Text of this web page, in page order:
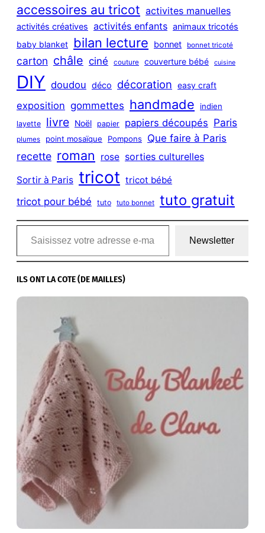
c
h
accessoires au tricot activites manuelles
activités créatives activités enfants animaux tricotés
baby blanket bilan lecture bonnet bonnet tricoté
carton châle ciné couture couverture bébé cuisine
DIY doudou déco décoration easy craft
exposition gommettes handmade indien
layette livre Noël papier papiers découpés Paris
plumes point mosaïque Pompons Que faire à Paris
recette roman rose sorties culturelles
Sortir à Paris tricot tricot bébé
tricot pour bébé tuto tuto bonnet tuto gratuit
Saisissez votre adresse e-mail…
Newsletter
ILS ONT LA COTE (DE MAILLES)